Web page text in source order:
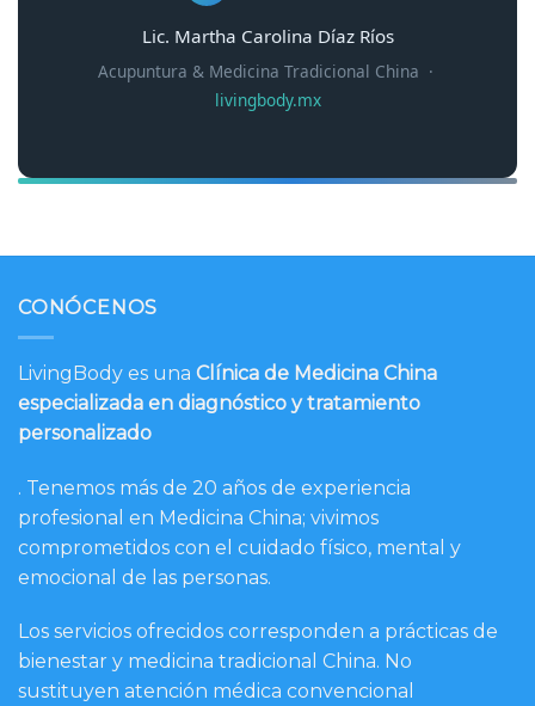
Lic. Martha Carolina Díaz Ríos
Acupuntura & Medicina Tradicional China ·
livingbody.mx
CONÓCENOS
LivingBody es una Clínica de Medicina China
especializada en diagnóstico y tratamiento
personalizado
. Tenemos más de 20 años de experiencia
profesional en Medicina China; vivimos
comprometidos con el cuidado físico, mental y
emocional de las personas.
Los servicios ofrecidos corresponden a prácticas de
bienestar y medicina tradicional China. No
sustituyen atención médica convencional